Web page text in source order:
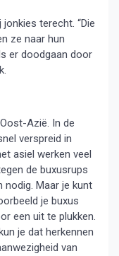
terecht. “Die
ze naar hun
er doodgaan door
Azië. In de
verspreid in
asiel werken veel
de buxusrups
nodig. Maar je kunt
je buxus
een uit te plukken.
je dat herkennen
van